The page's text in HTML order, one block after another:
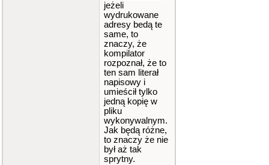
jeżeli
wydrukowane
adresy bedą te
same, to
znaczy, że
kompilator
rozpoznał, że to
ten sam literał
napisowy i
umieścił tylko
jedną kopię w
pliku
wykonywalnym.
Jak będą różne,
to znaczy że nie
był aż tak
sprytny.